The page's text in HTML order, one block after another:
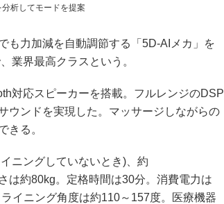
析してモードを提案
も力加減を自動調節する「5D-AIメカ」を
業界最高クラスという。
対応スピーカーを搭載。フルレンジのDSP
ウンドを実現した。マッサージしながらの
きる。
ニングしていないとき)、約
は約80kg。定格時間は30分。消費電力は
イニング角度は約110～157度。医療機器